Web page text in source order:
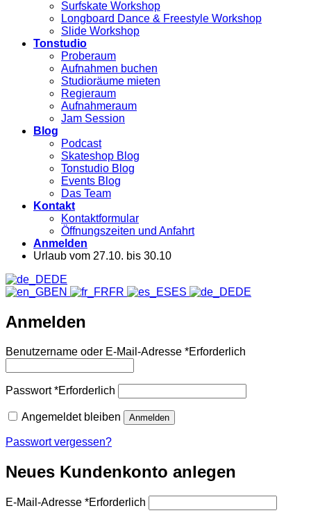
Surfskate Workshop
Longboard Dance & Freestyle Workshop
Slide Workshop
Tonstudio
Proberaum
Aufnahmen buchen
Studioräume mieten
Regieraum
Aufnahmeraum
Jam Session
Blog
Podcast
Skateshop Blog
Tonstudio Blog
Events Blog
Das Team
Kontakt
Kontaktformular
Öffnungszeiten und Anfahrt
Anmelden
Urlaub vom 27.10. bis 30.10
DE
EN
FR ES DE
Anmelden
Benutzername oder E-Mail-Adresse *Erforderlich
Passwort*Erforderlich
Angemeldet bleiben Anmelden
Passwort vergessen?
Neues Kundenkonto anlegen
E-Mail-Adresse *Erforderlich